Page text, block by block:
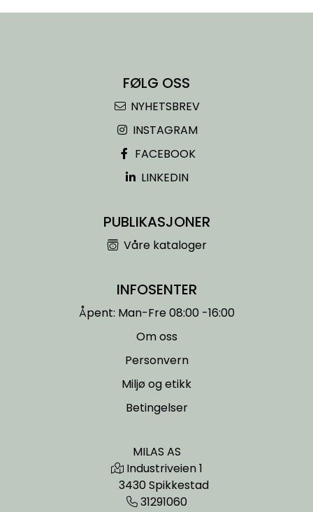
FØLG OSS
NYHETSBREV
INSTAGRAM
FACEBOOK
LINKEDIN
PUBLIKASJONER
Våre kataloger
INFOSENTER
Åpent: Man-Fre 08:00 -16:00
Om oss
Personvern
Miljø og etikk
Betingelser
MILAS AS
Industriveien 1
3430 Spikkestad
31291060